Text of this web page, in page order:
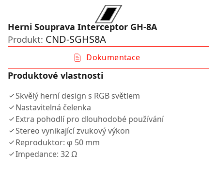
Herni Souprava Interceptor GH-8A
Produkt: CND-SGHS8A
Dokumentace
Produktové vlastnosti
Skvělý herní design s RGB světlem
Nastavitelná čelenka
Extra pohodlí pro dlouhodobé používání
Stereo vynikající zvukový výkon
Reproduktor: φ 50 mm
Impedance: 32 Ω